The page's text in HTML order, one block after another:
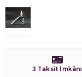
3 Taksit İmkânı